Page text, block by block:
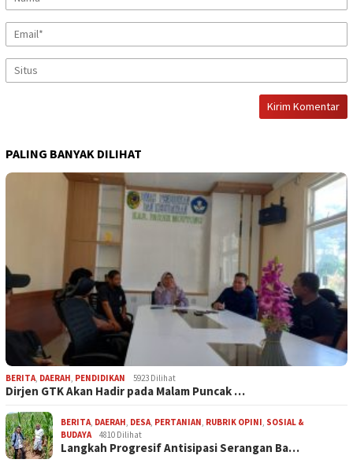
PALING BANYAK DILIHAT
BERITA, DAERAH, PENDIDIKAN 5923 Dilihat
Dirjen GTK Akan Hadir pada Malam Puncak …
BERITA, DAERAH, DESA, PERTANIAN, RUBRIK OPINI, SOSIAL &
BUDAYA
4810 Dilihat
Langkah Progresif Antisipasi Serangan Ba…